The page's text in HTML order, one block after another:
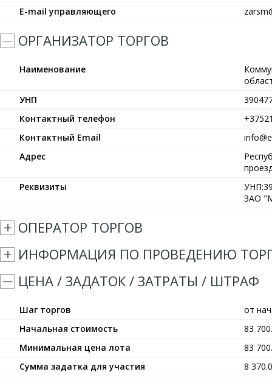
E-mail управляющего
ОРГАНИЗАТОР ТОРГОВ
Наименование
УНП
Контактный телефон
Контактный Email
Адрес
Реквизиты
ЗАО
ОПЕРАТОР ТОРГОВ
ИНФОРМАЦИЯ ПО ПРОВЕДЕНИЮ
ЦЕНА / ЗАДАТОК / ЗАТРАТЫ / ШТРАФ
Шаг торгов
от
Начальная стоимость
83
Минимальная цена лота
83
Сумма задатка для участия
8